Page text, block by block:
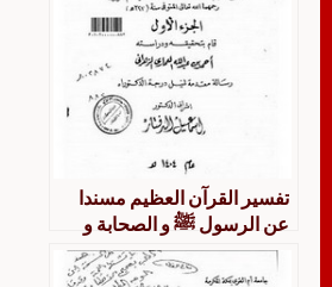
تفسير القرآن العظيم مسندا
عن الرسول ﷺ و الصحابة و
التابعين للشيخ الإمام عبد
الرحمن بن أبي حاتم الرازي